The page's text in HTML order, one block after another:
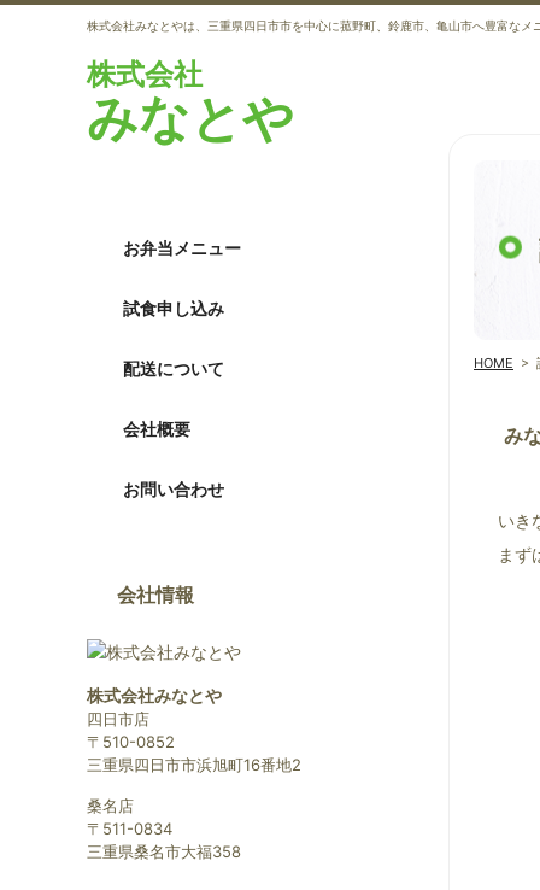
株式会社みなとやは、三重県四日市市を中心に菰野町、鈴鹿市、亀山市へ豊富なメ
株式会社
みなとや
HOME >
み
いき
まず
お弁当メニュー
試食申し込み
配送について
会社概要
お問い合わせ
会社情報
株式会社みなとや
四日市店
〒510-0852
三重県四日市市浜旭町16番地2
桑名店
〒511-0834
三重県桑名市大福358